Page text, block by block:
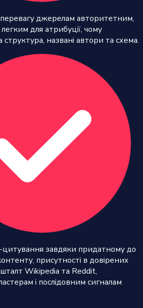
джерелам авторитетним,
для атрибуції, чому
структура, названі автори та схема.
завдяки придатному до
присутності в довірених
Wikipedia та Reddit,
і послідовним сигналам